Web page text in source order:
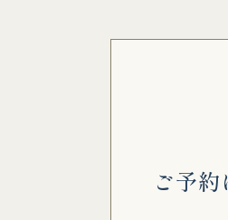
ご予